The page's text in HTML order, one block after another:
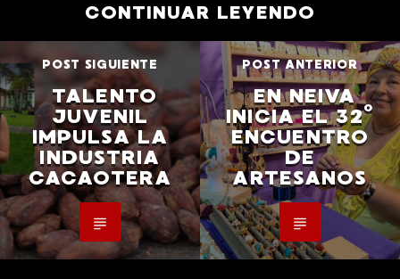
CONTINUAR LEYENDO
POST SIGUIENTE
TALENTO
JUVENIL
IMPULSA LA
INDUSTRIA
CACAOTERA
POST ANTERIOR
EN NEIVA
INICIA EL 32°
ENCUENTRO
DE
ARTESANOS